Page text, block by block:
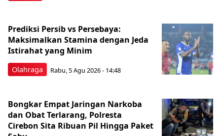
Olahraga
Prediksi Persib vs Persebaya:
Maksimalkan Stamina dengan Jeda
Istirahat yang Minim
Rabu, 5 Agu 2026 - 14:48
Bongkar Empat Jaringan Narkoba
dan Obat Terlarang, Polresta
Cirebon Sita Ribuan Pil Hingga Paket